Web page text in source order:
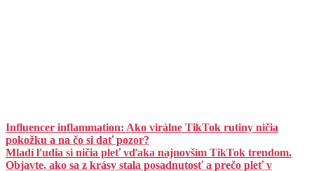
Influencer inflammation: Ako virálne TikTok rutiny ničia
pokožku a na čo si dať pozor?
Mladí ľudia si ničia pleť vďaka najnovším TikTok trendom.
Objavte, ako sa z krásy stala posadnutosť a prečo pleť v